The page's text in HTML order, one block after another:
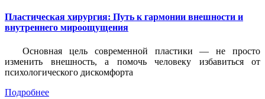
Пластическая хирургия: Путь к гармонии внешности и
внутреннего мироощущения
Основная цель современной пластики — не просто
изменить внешность, а помочь человеку избавиться от
психологического дискомфорта
Подробнее